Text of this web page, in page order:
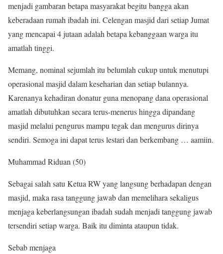
menjadi gambaran betapa masyarakat begitu bangga akan
keberadaan rumah ibadah ini. Celengan masjid dari setiap Jumat
yang mencapai 4 jutaan adalah betapa kebanggaan warga itu
amatlah tinggi.
Memang, nominal sejumlah itu belumlah cukup untuk menutupi
operasional masjid dalam keseharian dan setiap bulannya.
Karenanya kehadiran donatur guna menopang dana operasional
amatlah dibutuhkan secara terus-menerus hingga dipandang
masjid melalui pengurus mampu tegak dan mengurus dirinya
sendiri. Semoga ini dapat terus lestari dan berkembang … aamiin.
Muhammad Riduan (50)
Sebagai salah satu Ketua RW yang langsung berhadapan dengan
masjid, maka rasa tanggung jawab dan memelihara sekaligus
menjaga keberlangsungan ibadah sudah menjadi tanggung jawab
tersendiri setiap warga. Baik itu diminta ataupun tidak.
Sebab menjaga